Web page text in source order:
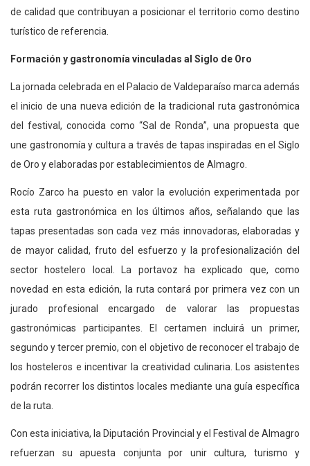
de calidad que contribuyan a posicionar el territorio como destino
turístico de referencia.
Formación y gastronomía vinculadas al Siglo de Oro
La jornada celebrada en el Palacio de Valdeparaíso marca además
el inicio de una nueva edición de la tradicional ruta gastronómica
del festival, conocida como “Sal de Ronda”, una propuesta que
une gastronomía y cultura a través de tapas inspiradas en el Siglo
de Oro y elaboradas por establecimientos de Almagro.
Rocío Zarco ha puesto en valor la evolución experimentada por
esta ruta gastronómica en los últimos años, señalando que las
tapas presentadas son cada vez más innovadoras, elaboradas y
de mayor calidad, fruto del esfuerzo y la profesionalización del
sector hostelero local. La portavoz ha explicado que, como
novedad en esta edición, la ruta contará por primera vez con un
jurado profesional encargado de valorar las propuestas
gastronómicas participantes. El certamen incluirá un primer,
segundo y tercer premio, con el objetivo de reconocer el trabajo de
los hosteleros e incentivar la creatividad culinaria. Los asistentes
podrán recorrer los distintos locales mediante una guía específica
de la ruta.
Con esta iniciativa, la Diputación Provincial y el Festival de Almagro
refuerzan su apuesta conjunta por unir cultura, turismo y